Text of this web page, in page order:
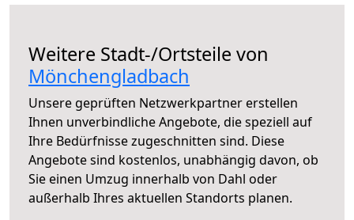
Weitere Stadt-/Ortsteile von
Mönchengladbach
Unsere geprüften Netzwerkpartner erstellen
Ihnen unverbindliche Angebote, die speziell auf
Ihre Bedürfnisse zugeschnitten sind. Diese
Angebote sind kostenlos, unabhängig davon, ob
Sie einen Umzug innerhalb von Dahl oder
außerhalb Ihres aktuellen Standorts planen.